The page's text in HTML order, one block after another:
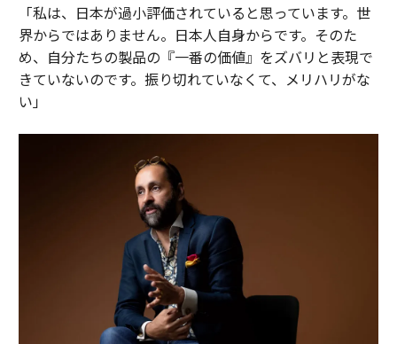
「私は、日本が過小評価されていると思っています。世
界からではありません。日本人自身からです。そのた
め、自分たちの製品の『一番の価値』をズバリと表現で
きていないのです。振り切れていなくて、メリハリがな
い」